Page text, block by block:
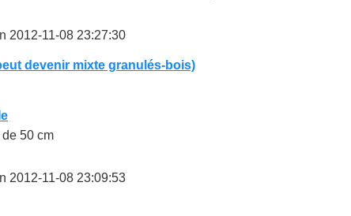
2012-11-08 23:27:30
devenir mixte granulés-bois)
50 cm
2012-11-08 23:09:53